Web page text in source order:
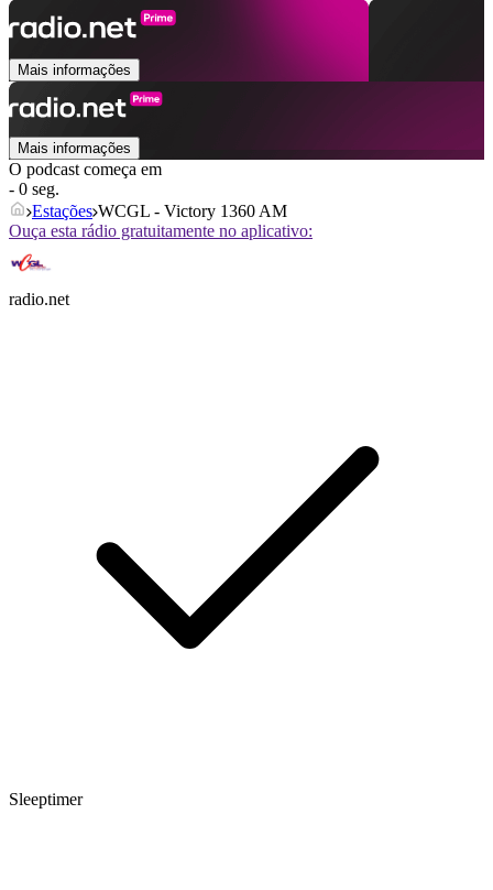
Mais informações
Mais informações
O podcast começa em
- 0 seg.
Estações WCGL - Victory 1360 AM
Ouça esta rádio gratuitamente no aplicativo:
radio.net
Sleeptimer